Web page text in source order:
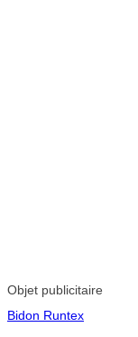
Objet publicitaire
Bidon Runtex